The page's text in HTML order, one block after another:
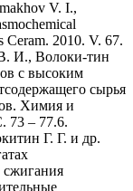
V. I.,
Ceram. 2010. V. 67.
И., Волоки-тин
с высоким
сырья
Химия и
73 – 77.6.
Г. Г. и др.
сжигания